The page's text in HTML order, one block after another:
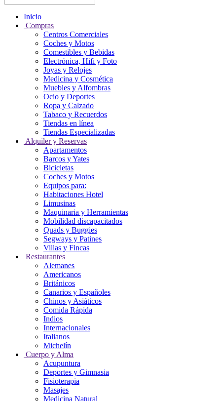
Inicio
Compras
Centros Comerciales
Coches y Motos
Comestibles y Bebidas
Electrónica, Hifi y Foto
Joyas y Relojes
Medicina y Cosmética
Muebles y Alfombras
Ocio y Deportes
Ropa y Calzado
Tabaco y Recuerdos
Tiendas en línea
Tiendas Especializadas
Alquiler y Reservas
Apartamentos
Barcos y Yates
Bicicletas
Coches y Motos
Equipos para:
Habitaciones Hotel
Limusinas
Maquinaria y Herramientas
Mobilidad discapacitados
Quads y Buggies
Segways y Patines
Villas y Fincas
Restaurantes
Alemanes
Americanos
Británicos
Canarios y Españoles
Chinos y Asiáticos
Comida Rápida
Indios
Internacionales
Italianos
Michelín
Cuerpo y Alma
Acupuntura
Deportes y Gimnasia
Fisioterapia
Masajes
Medicina Natural